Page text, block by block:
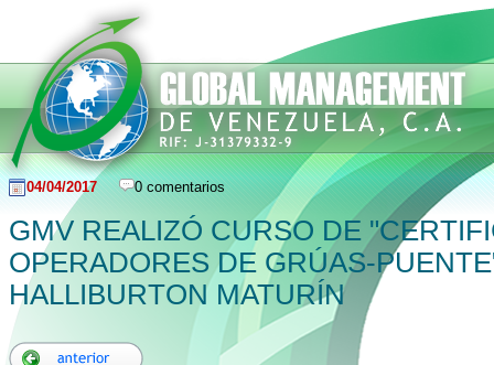
04/04/2017 0 comentarios
GMV REALIZÓ CURSO DE
OPERADORES DE GRÚAS-
HALLIBURTON MATURÍN